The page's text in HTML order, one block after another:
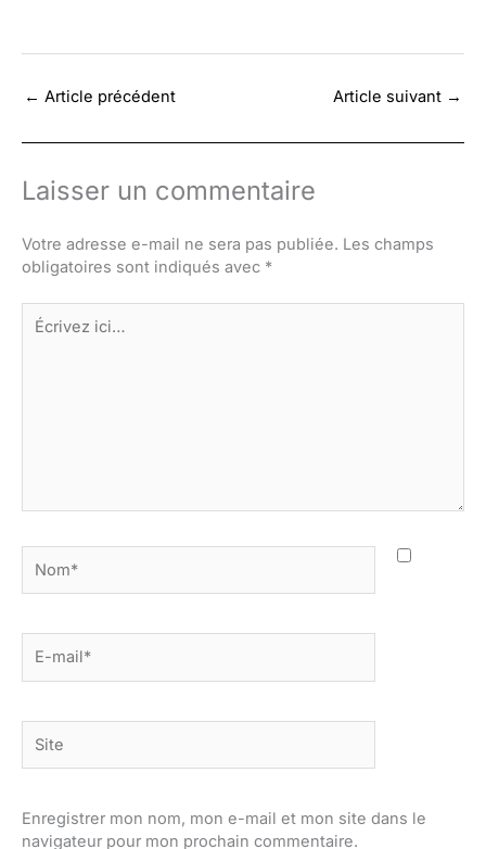
← Article précédent Article suivant →
Laisser un commentaire
Votre adresse e-mail ne sera pas publiée. Les champs
obligatoires sont indiqués avec *
Écrivez
ici…
mail*
Enregistrer mon nom, mon e-mail et mon site dans le
navigateur pour mon prochain commentaire.